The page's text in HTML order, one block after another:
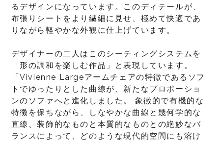
るデザインになっています。このディテールが、
布張りシートをより繊細に見せ、極めて快適であ
りながら軽やかな外観に仕上げています。
デザイナーの二人はこのシーティングシステムを
「形の調和を楽しむ作品」と表現しています。
「Vivienne Largeアームチェアの特徴であるソフ
トでゆったりとした曲線が、新たなプロポーショ
ンのソファへと進化しました。 象徴的で有機的な
特徴を保ちながら、しなやかな曲線と幾何学的な
直線、装飾的なものと本質的なものとの絶妙なバ
ランスによって、どのような現代的空間にも溶け